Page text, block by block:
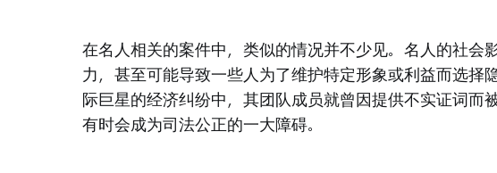
在名人相关的案件中，类似的情况并不少见。名人的社会
力，甚至可能导致一些人为了维护特定形象或利益而选择
际巨星的经济纠纷中，其团队成员就曾因提供不实证词而
有时会成为司法公正的一大障碍。